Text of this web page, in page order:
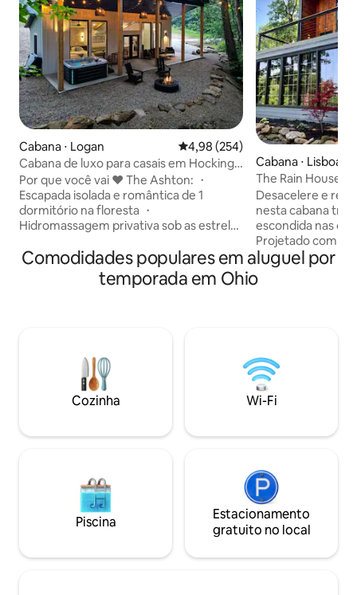
Cabana ⋅ Logan 4,98 de uma avaliação média de
4,98 (254)
Cabana de luxo para casais em Hocking |
Isolada! Jacuzzi!
Por que você vai ❤️ The Ashton: ・
Escapada isolada e romântica de 1
dormitório na floresta ・
Hidromassagem privativa sob as estrelas
ao teto ・Cozinha completa elegante・
Área aconchegante para fogueira ・Wi-
Fi rápido + Smart TV com streaming ・
para um fim de semana romântico ou
um retiro a sós Clique em "❤️ Salvar"
para nos encontrar facilmente
novamente. Leia o anúncio completo
Cabana ⋅ Lisboa
The Rain House ~
Desacelere e
nesta cabana
escondida nas
Projetado com
limpas e tons
quarto e 1,5
descanso
e lavanderia, ele
moderno com
poucos minutos
Creek e de
viajantes
Comodidades populares em aluguel por
temporada em Ohio
Cozinha Wi-Fi
Piscina
Estacionamento
gratuito no local